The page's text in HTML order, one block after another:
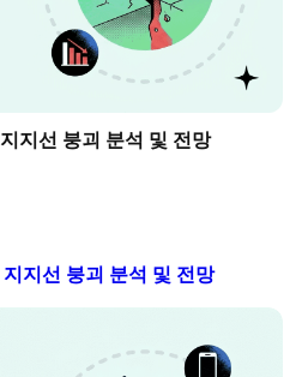
지선 붕괴 분석 및 전망
지선 붕괴 분석 및 전망